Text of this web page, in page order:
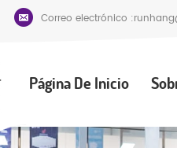
Correo electrónico :
Página De Inicio